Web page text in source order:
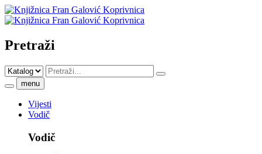
Pretraži
menu
Vijesti
Vodič
Vodič